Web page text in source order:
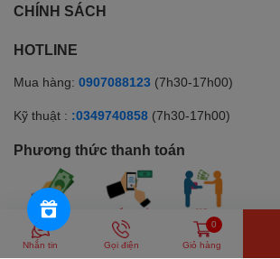
CHÍNH SÁCH
HOTLINE
Mua hàng: 0907088123 (7h30-17h00)
Kỹ thuật : :0349740858 (7h30-17h00)
Phương thức thanh toán
© Bản quyền thuộc về Huy Khang Electronics
Nhắn tin Gọi điện
0
Giỏ hàng